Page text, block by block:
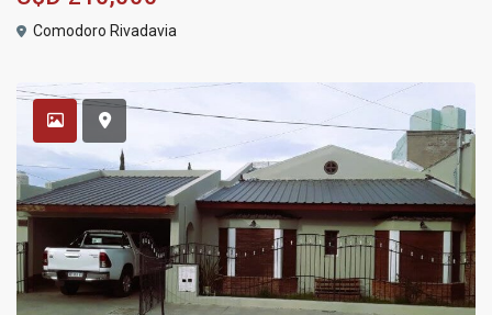
Comodoro Rivadavia